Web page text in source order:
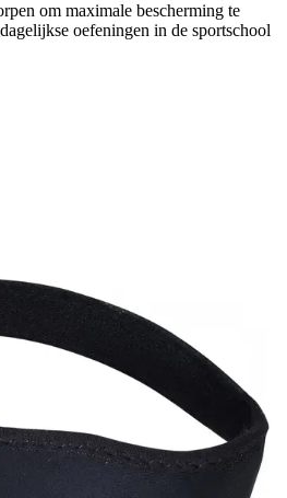
om maximale bescherming te
oefeningen in de sportschool